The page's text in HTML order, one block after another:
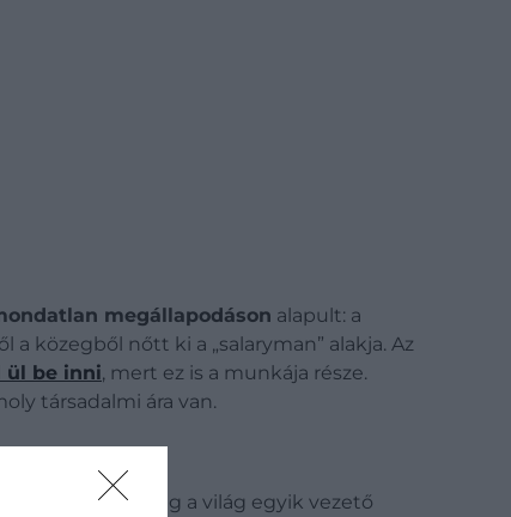
megállapodáson alapult: a
közegből nőtt ki a „salaryman” alakja. Az
ül be inni, mert ez is a munkája része.
társadalmi ára van.
, az ország a világ egyik vezető